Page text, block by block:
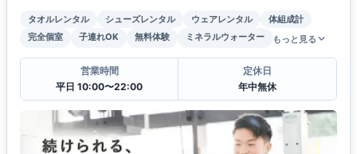
タオルレンタル シューズレンタル ウェアレンタル
体組成計
完全個室
子連れOK 無料体験 ミネラルウォーター もっと見る
営業時間
平日 10:00〜22:00
定休日
年中無休